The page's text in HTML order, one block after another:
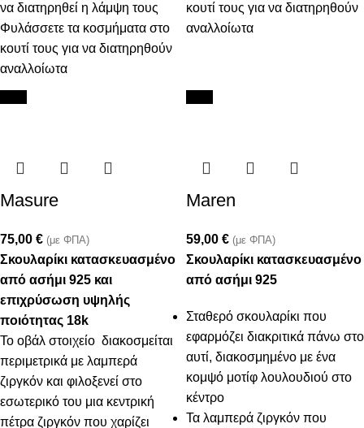
να διατηρηθεί η λάμψη τους
Φυλάσσετε τα κοσμήματα στο
κουτί τους για να διατηρηθούν
αναλλοίωτα
κουτί τους για να διατηρηθούν
αναλλοίωτα
Masure
75,00 € (με ΦΠΑ)
Σκουλαρίκι κατασκευασμένο
από ασήμι 925 και
επιχρύσωση υψηλής
ποιότητας 18k
Το οβάλ στοιχείο διακοσμείται
περιμετρικά με λαμπερά
ζιργκόν και φιλοξενεί στο
εσωτερικό του μια κεντρική
πέτρα ζιργκόν που χαρίζει
Maren
59,00 € (με ΦΠΑ)
Σκουλαρίκι κατασκευασμένο
από ασήμι 925
Σταθερό σκουλαρίκι που
εφαρμόζει διακριτικά πάνω στο
αυτί, διακοσμημένο με ένα
κομψό μοτίφ λουλουδιού στο
κέντρο
Τα λαμπερά ζιργκόν που